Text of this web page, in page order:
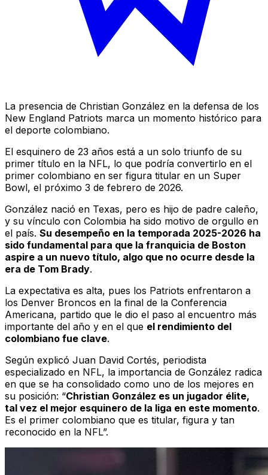
La presencia de Christian González en la defensa de los
New England Patriots marca un momento histórico para
el deporte colombiano.
El esquinero de 23 años está a un solo triunfo de su
primer título en la NFL, lo que podría convertirlo en el
primer colombiano en ser figura titular en un Super
Bowl, el próximo 3 de febrero de 2026.
González nació en Texas, pero es hijo de padre caleño,
y su vínculo con Colombia ha sido motivo de orgullo en
el país. Su desempeño en la temporada 2025-2026 ha
sido fundamental para que la franquicia de Boston
aspire a un nuevo título, algo que no ocurre desde la
era de Tom Brady.
La expectativa es alta, pues los Patriots enfrentaron a
los Denver Broncos en la final de la Conferencia
Americana, partido que le dio el paso al encuentro más
importante del año y en el que el rendimiento del
colombiano fue clave.
Según explicó Juan David Cortés, periodista
especializado en NFL, la importancia de González radica
en que se ha consolidado como uno de los mejores en
su posición: “Christian González es un jugador élite,
tal vez el mejor esquinero de la liga en este momento.
Es el primer colombiano que es titular, figura y tan
reconocido en la NFL”.